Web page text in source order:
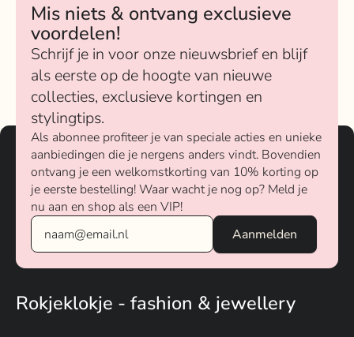
Mis niets & ontvang exclusieve
voordelen!
Schrijf je in voor onze nieuwsbrief en blijf
als eerste op de hoogte van nieuwe
collecties, exclusieve kortingen en
stylingtips.
Als abonnee profiteer je van speciale acties en unieke
aanbiedingen die je nergens anders vindt. Bovendien
ontvang je een welkomstkorting van 10% korting op
je eerste bestelling! Waar wacht je nog op? Meld je
nu aan en shop als een VIP!
Rokjeklokje - fashion & jewellery